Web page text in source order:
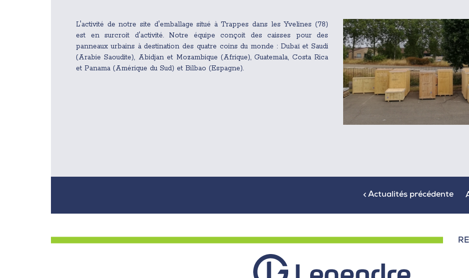
L'activité de notre site d'emballage situé à Trappes dans les Yvelines (78)
est en surcroit d'activité. Notre équipe conçoit des caisses pour des
panneaux urbains à destination des quatre coins du monde : Dubaï et Saudi
(Arabie Saoudite), Abidjan et Mozambique (Afrique), Guatemala, Costa Rica
et Panama (Amérique du Sud) et Bilbao (Espagne).
Actualités précédente